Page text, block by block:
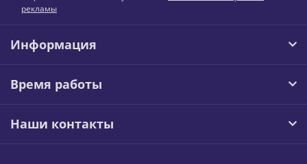
рекламы
Информация
Время работы
Наши контакты